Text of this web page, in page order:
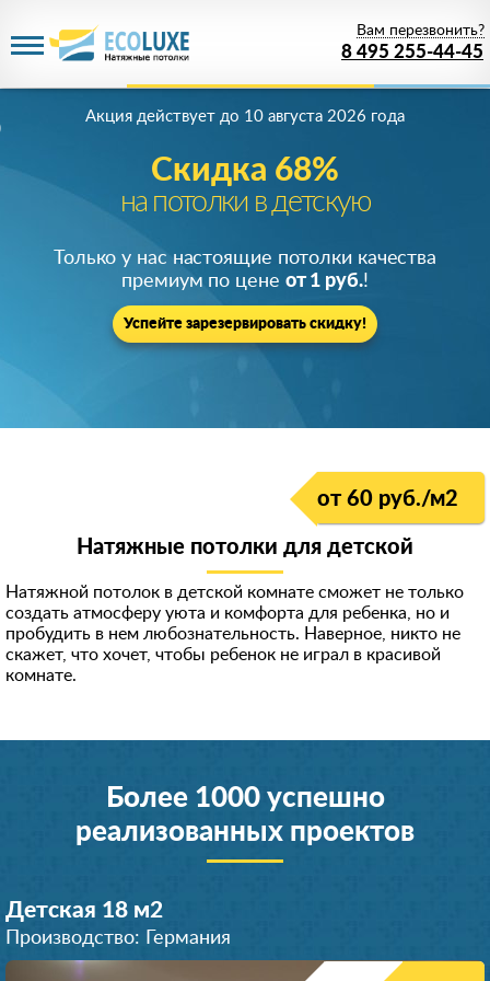
8 495 255-44-45
Вам перезвонить?
Скидка 68%
на потолки в детскую
Акция действует до 10 августа 2026 года
Только у нас настоящие потолки качества
премиум по цене от 1 руб.!
Успейте зарезервировать скидку!
от 60 руб./м2
Натяжные потолки для детской
Натяжной потолок в детской комнате сможет не только
создать атмосферу уюта и комфорта для ребенка, но и
пробудить в нем любознательность. Наверное, никто не
скажет, что хочет, чтобы ребенок не играл в красивой
комнате.
Более 1000 успешно
реализованных проектов
Детская 18 м2
Производство: Германия